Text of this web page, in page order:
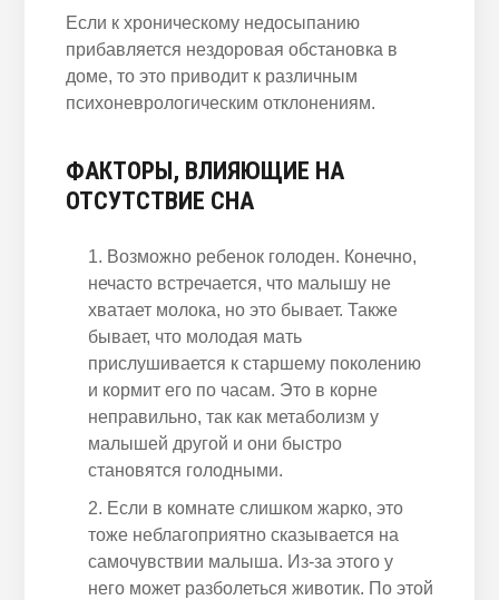
Если к хроническому недосыпанию
прибавляется нездоровая обстановка в
доме, то это приводит к различным
психоневрологическим отклонениям.
ФАКТОРЫ, ВЛИЯЮЩИЕ НА
ОТСУТСТВИЕ СНА
Возможно ребенокголоден. Конечно,
нечастовстречается, что малышу не
хватает молока, но это бывает. Также
бывает, что молодая мать
прислушивается к старшему поколению
и кормит его по часам. Это в корне
неправильно, так как метаболизм у
малышей другой и они быстро
становятся голодными.
Если в комнате слишком жарко, это
тоже неблагоприятно сказывается на
самочувствии малыша. Из-за этого у
него может разболеться животик. По этой